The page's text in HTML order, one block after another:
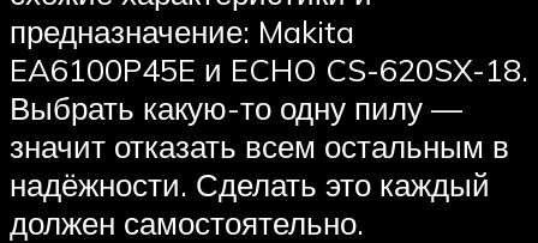
предназначение: Makita
EA6100P45E и ECHO CS-620SX-18.
Выбрать какую-то одну пилу —
значит отказать всем остальным в
надёжности. Сделать это каждый
должен самостоятельно.